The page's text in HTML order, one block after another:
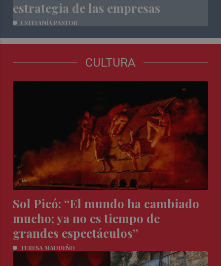
estrategia de las empresas
ESTEFANÍA PASTOR
CULTURA
Sol Picó: “El mundo ha cambiado
mucho; ya no es tiempo de
grandes espectáculos”
TERESA MADUEÑO